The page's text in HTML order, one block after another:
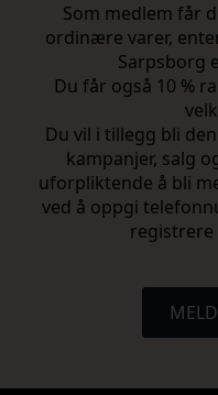
Som medlem får
ordinære varer,
Sarpsborg
Du får også 10 %
Du vil i tillegg bli
kampanjer, salg
uforpliktende å bli
ved å oppgi
registrere